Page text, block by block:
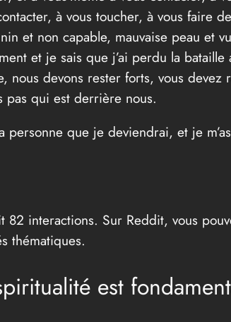
à vous toucher, à vous faire
et non capable, mauvaise peau et
et je sais que j’ai perdu la
devons rester forts, vous devez
pas qui est derrière nous.
personne que je deviendrai, et je
82 interactions. Sur Reddit, vous
thématiques.
est